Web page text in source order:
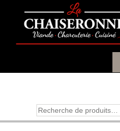
Recherche
pour :
Panneau de gestion des cookies